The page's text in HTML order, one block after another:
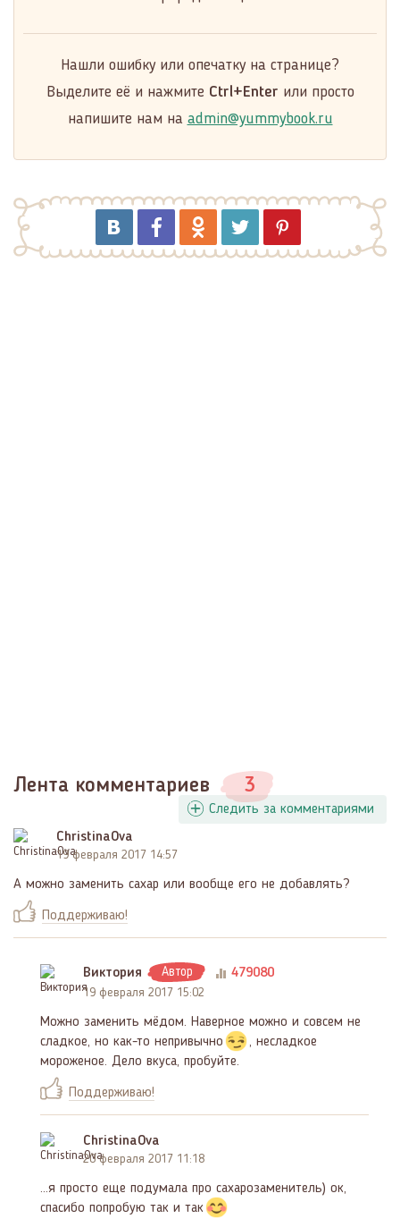
Нашли ошибку или опечатку на странице?
Выделите её и нажмите Ctrl+Enter или просто
напишите нам на admin@yummybook.ru
Лента комментариев 3
Следить за комментариями
ChristinaOva
19 февраля 2017 14:57
А можно заменить сахар или вообще его не добавлять?
Поддерживаю!
Виктория Автор 479080
19 февраля 2017 15:02
Можно заменить мёдом. Наверное можно и совсем не
сладкое, но как-то непривычно
, несладкое
мороженое. Дело вкуса, пробуйте.
Поддерживаю!
ChristinaOva
20 февраля 2017 11:18
...я просто еще подумала про сахарозаменитель) ок,
спасибо попробую так и так